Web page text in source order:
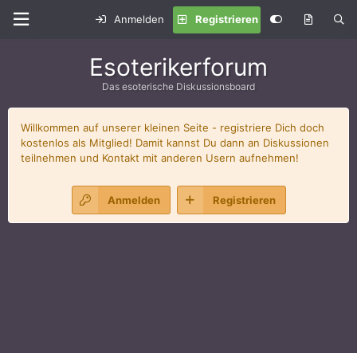
Anmelden Registrieren
Esoterikerforum
Das esoterische Diskussionsboard
Willkommen auf unserer kleinen Seite - registriere Dich doch
kostenlos als Mitglied! Damit kannst Du dann an Diskussionen
teilnehmen und Kontakt mit anderen Usern aufnehmen!
Anmelden Registrieren